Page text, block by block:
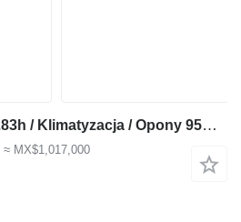
Volvo A40 / 1996r / 13283h / Klimatyzacja / Opony 95% / Bardzo dobry s
≈ MX$1,017,000